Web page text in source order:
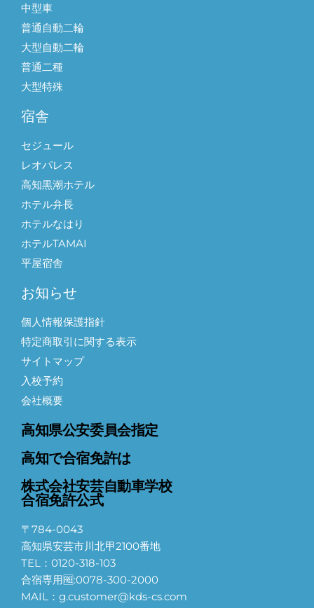
中型車
普通自動二輪
大型自動二輪
普通二種
大型特殊
宿舎
セジュール
レオパレス
高知黒潮ホテル
ホテル弁長
ホテルなはり
ホテルTAMAI
平屋宿舎
お知らせ
個人情報保護指針
特定商取引に関する表示
サイトマップ
入校予約
会社概要
高知県公安委員会指定
高知で合宿免許は
株式会社安芸自動車学校
合宿免許公式
〒784-0043
高知県安芸市川北甲2100番地
TEL：0120-318-103
合宿専用🆓:0078-300-2000
MAIL：g.customer@kds-cs.com